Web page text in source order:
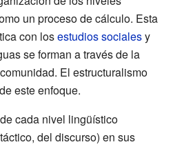
un proceso de cálculo. Esta
con losestudios socialesy
se forman a través de la
El estructuralismo
este enfoque.
cada nivel lingüístico
del discurso) en sus